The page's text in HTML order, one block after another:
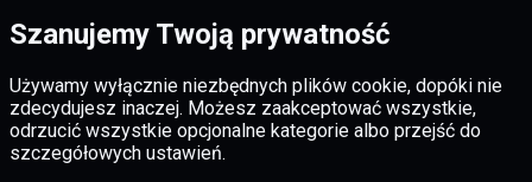
Szanujemy Twoją prywatność
Używamy wyłącznie niezbędnych plików cookie, dopóki nie
zdecydujesz inaczej. Możesz zaakceptować wszystkie,
odrzucić wszystkie opcjonalne kategorie albo przejść do
szczegółowych ustawień.